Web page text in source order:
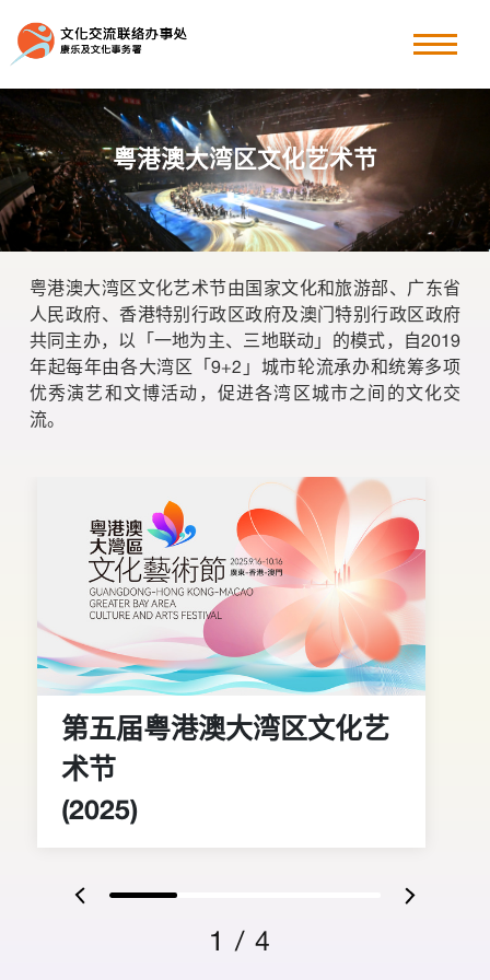
粤港澳大湾区
香港周
其他文化交流节目
最新消息
关于我们
粤港澳大湾区文化艺术节
粤港澳大湾区文化艺术节
粤港澳大湾区文化艺术节由国家文化和旅游部、广东省
人民政府、香港特别行政区政府及澳门特别行政区政府
共同主办，以「一地为主、三地联动」的模式，自2019
年起每年由各大湾区「9+2」城市轮流承办和统筹多项
优秀演艺和文博活动，促进各湾区城市之间的文化交
流。
第五届粤港澳大湾区文化艺
术节
(2025)
1 / 4